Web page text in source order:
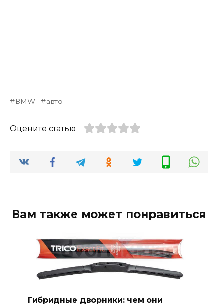
BMW авто
Оцените статью
Вам также может понравиться
Гибридные дворники: чем они